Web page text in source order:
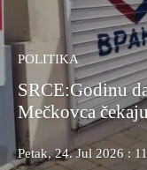
POLITIKA
SRCE:Godinu
Mečkovca
Petak, 24. Jul 2026 :